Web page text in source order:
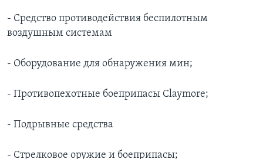
- Средство противодействия беспилотным
воздушным системам
- Оборудование для обнаружения мин;
- Противопехотные боеприпасы Claymore;
- Подрывные средства
- Стрелковое оружие и боеприпасы;